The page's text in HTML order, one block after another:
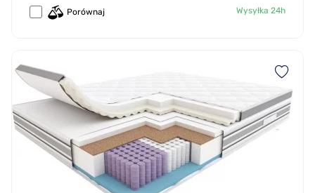
Porównaj Wysyłka 24h